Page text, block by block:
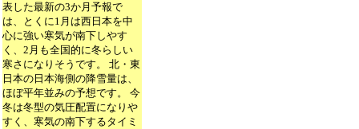
表した最新の3か月予報で
は、とくに1月は西日本を中
心に強い寒気が南下しやす
く、2月も全国的に冬らしい
寒さになりそうです。 北・東
日本の日本海側の降雪量は、
ほぼ平年並みの予想です。 今
冬は冬型の気圧配置になりや
すく、寒気の南下するタイミ